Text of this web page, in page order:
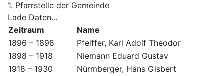
1. Pfarrstelle der Gemeinde
Lade Daten...
Zeitraum
Name
1896 – 1898
Pfeiffer, Karl Adolf Theodor
1898 – 1918
Niemann Eduard Gustav
1918 – 1930
Nürmberger, Hans Gisbert